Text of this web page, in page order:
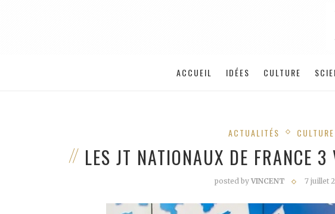
ACCUEIL IDÉES CULTURE
ACTUALITÉS CULTURE
LES JT NATIONAUX DE FRANCE
posted by VINCENT 7 juillet